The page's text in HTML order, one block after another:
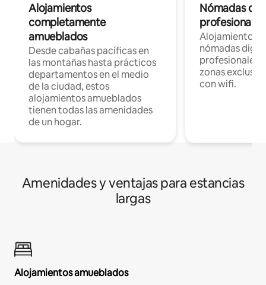
Alojamientos
completamente
amueblados
Desde cabañas pacíficas en
las montañas hasta prácticos
departamentos en el medio
de la ciudad, estos
alojamientos amueblados
tienen todas las amenidades
de un hogar.
Nómadas
Alojamientos
nómadas
profesionales
zonas
con wifi.
Amenidades y ventajas para estancias
largas
Alojamientos amueblados